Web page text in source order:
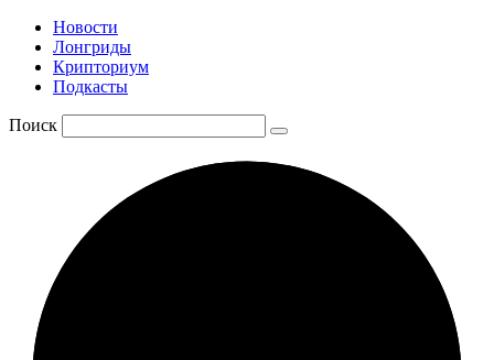
Новости
Лонгриды
Крипториум
Подкасты
Поиск